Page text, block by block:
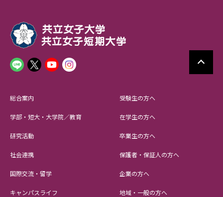
総合案内
学部・短大・大学院／教育
研究活動
社会連携
国際交流・留学
キャンパスライフ
受験生の方へ
在学生の方へ
卒業生の方へ
保護者・保証人の方へ
企業の方へ
地域・一般の方へ